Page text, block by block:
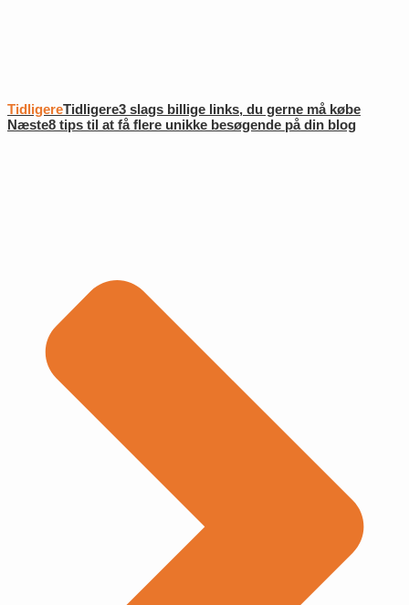
TidligereTidligere3 slags billige links, du gerne må købe
Næste8 tips til at få flere unikke besøgende på din blog